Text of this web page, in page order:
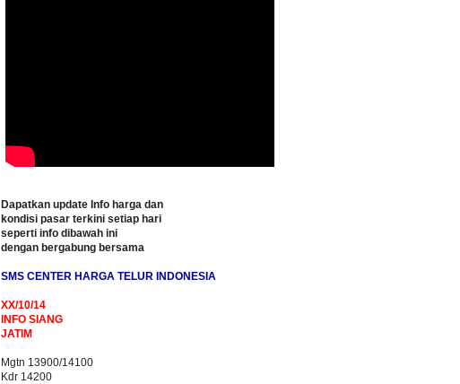
Dapatkan update Info harga dan
kondisi pasar terkini setiap hari
seperti info dibawah ini
dengan bergabung bersama
SMS CENTER HARGA TELUR INDONESIA
XX/10/14
INFO SIANG
JATIM
Mgtn 13900/14100
Kdr 14200